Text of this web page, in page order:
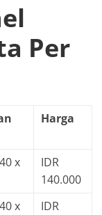
Per
Harga
x
IDR
140.000
x
IDR